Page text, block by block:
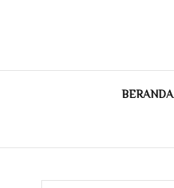
BERANDA